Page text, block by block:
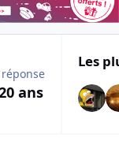
ans
Les
overview